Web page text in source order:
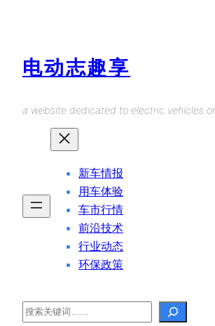
电动志趣享
a website dedicated to electric vehicles
新车情报
用车体验
车市行情
前沿技术
行业动态
环保政策
Search